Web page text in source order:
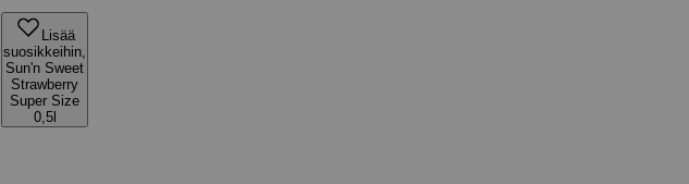
Lisää
suosikkeihin,
Sun'n Sweet
Strawberry
Super Size
0,5l